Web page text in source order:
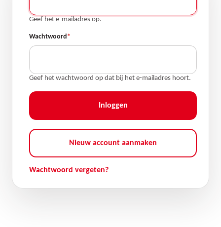
Geef het e-mailadres op.
Wachtwoord
Geef het wachtwoord op dat bij het e-mailadres hoort.
Nieuw account aanmaken
Wachtwoord vergeten?